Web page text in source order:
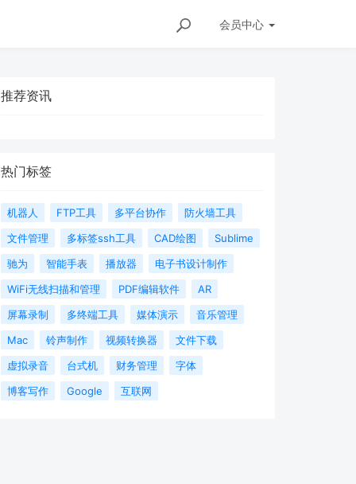
会员中心
推荐资讯
热门标签
机器人 FTP工具 多平台协作
防火墙工具
文件管理
多标签ssh工具 CAD绘图
Sublime
驰为
智能手表 播放器
电子书设计制作
WiFi无线扫描和管理
PDF编辑软件
AR
屏幕录制
多终端工具 媒体演示
音乐管理
Mac
铃声制作 视频转换器
文件下载
虚拟录音
台式机 财务管理
字体
博客写作
Google 互联网